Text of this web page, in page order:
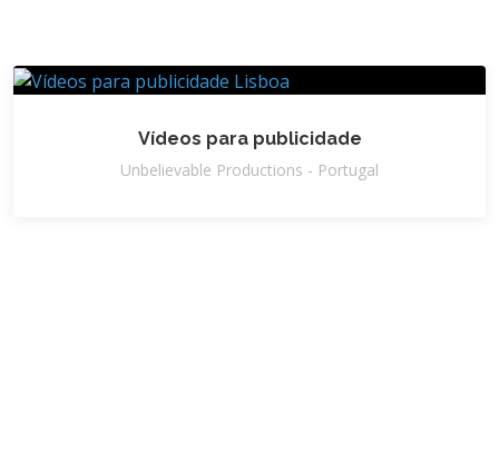
Vídeos para publicidade
Unbelievable Productions - Portugal